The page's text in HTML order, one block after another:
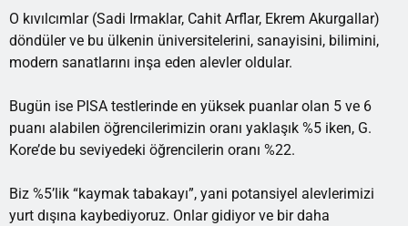
O kıvılcımlar (Sadi Irmaklar, Cahit Arflar, Ekrem Akurgallar)
döndüler ve bu ülkenin üniversitelerini, sanayisini, bilimini,
modern sanatlarını inşa eden alevler oldular.
Bugün ise PISA testlerinde en yüksek puanlar olan 5 ve 6
puanı alabilen öğrencilerimizin oranı yaklaşık %5 iken, G.
Kore’de bu seviyedeki öğrencilerin oranı %22.
Biz %5’lik “kaymak tabakayı”, yani potansiyel alevlerimizi
yurt dışına kaybediyoruz. Onlar gidiyor ve bir daha